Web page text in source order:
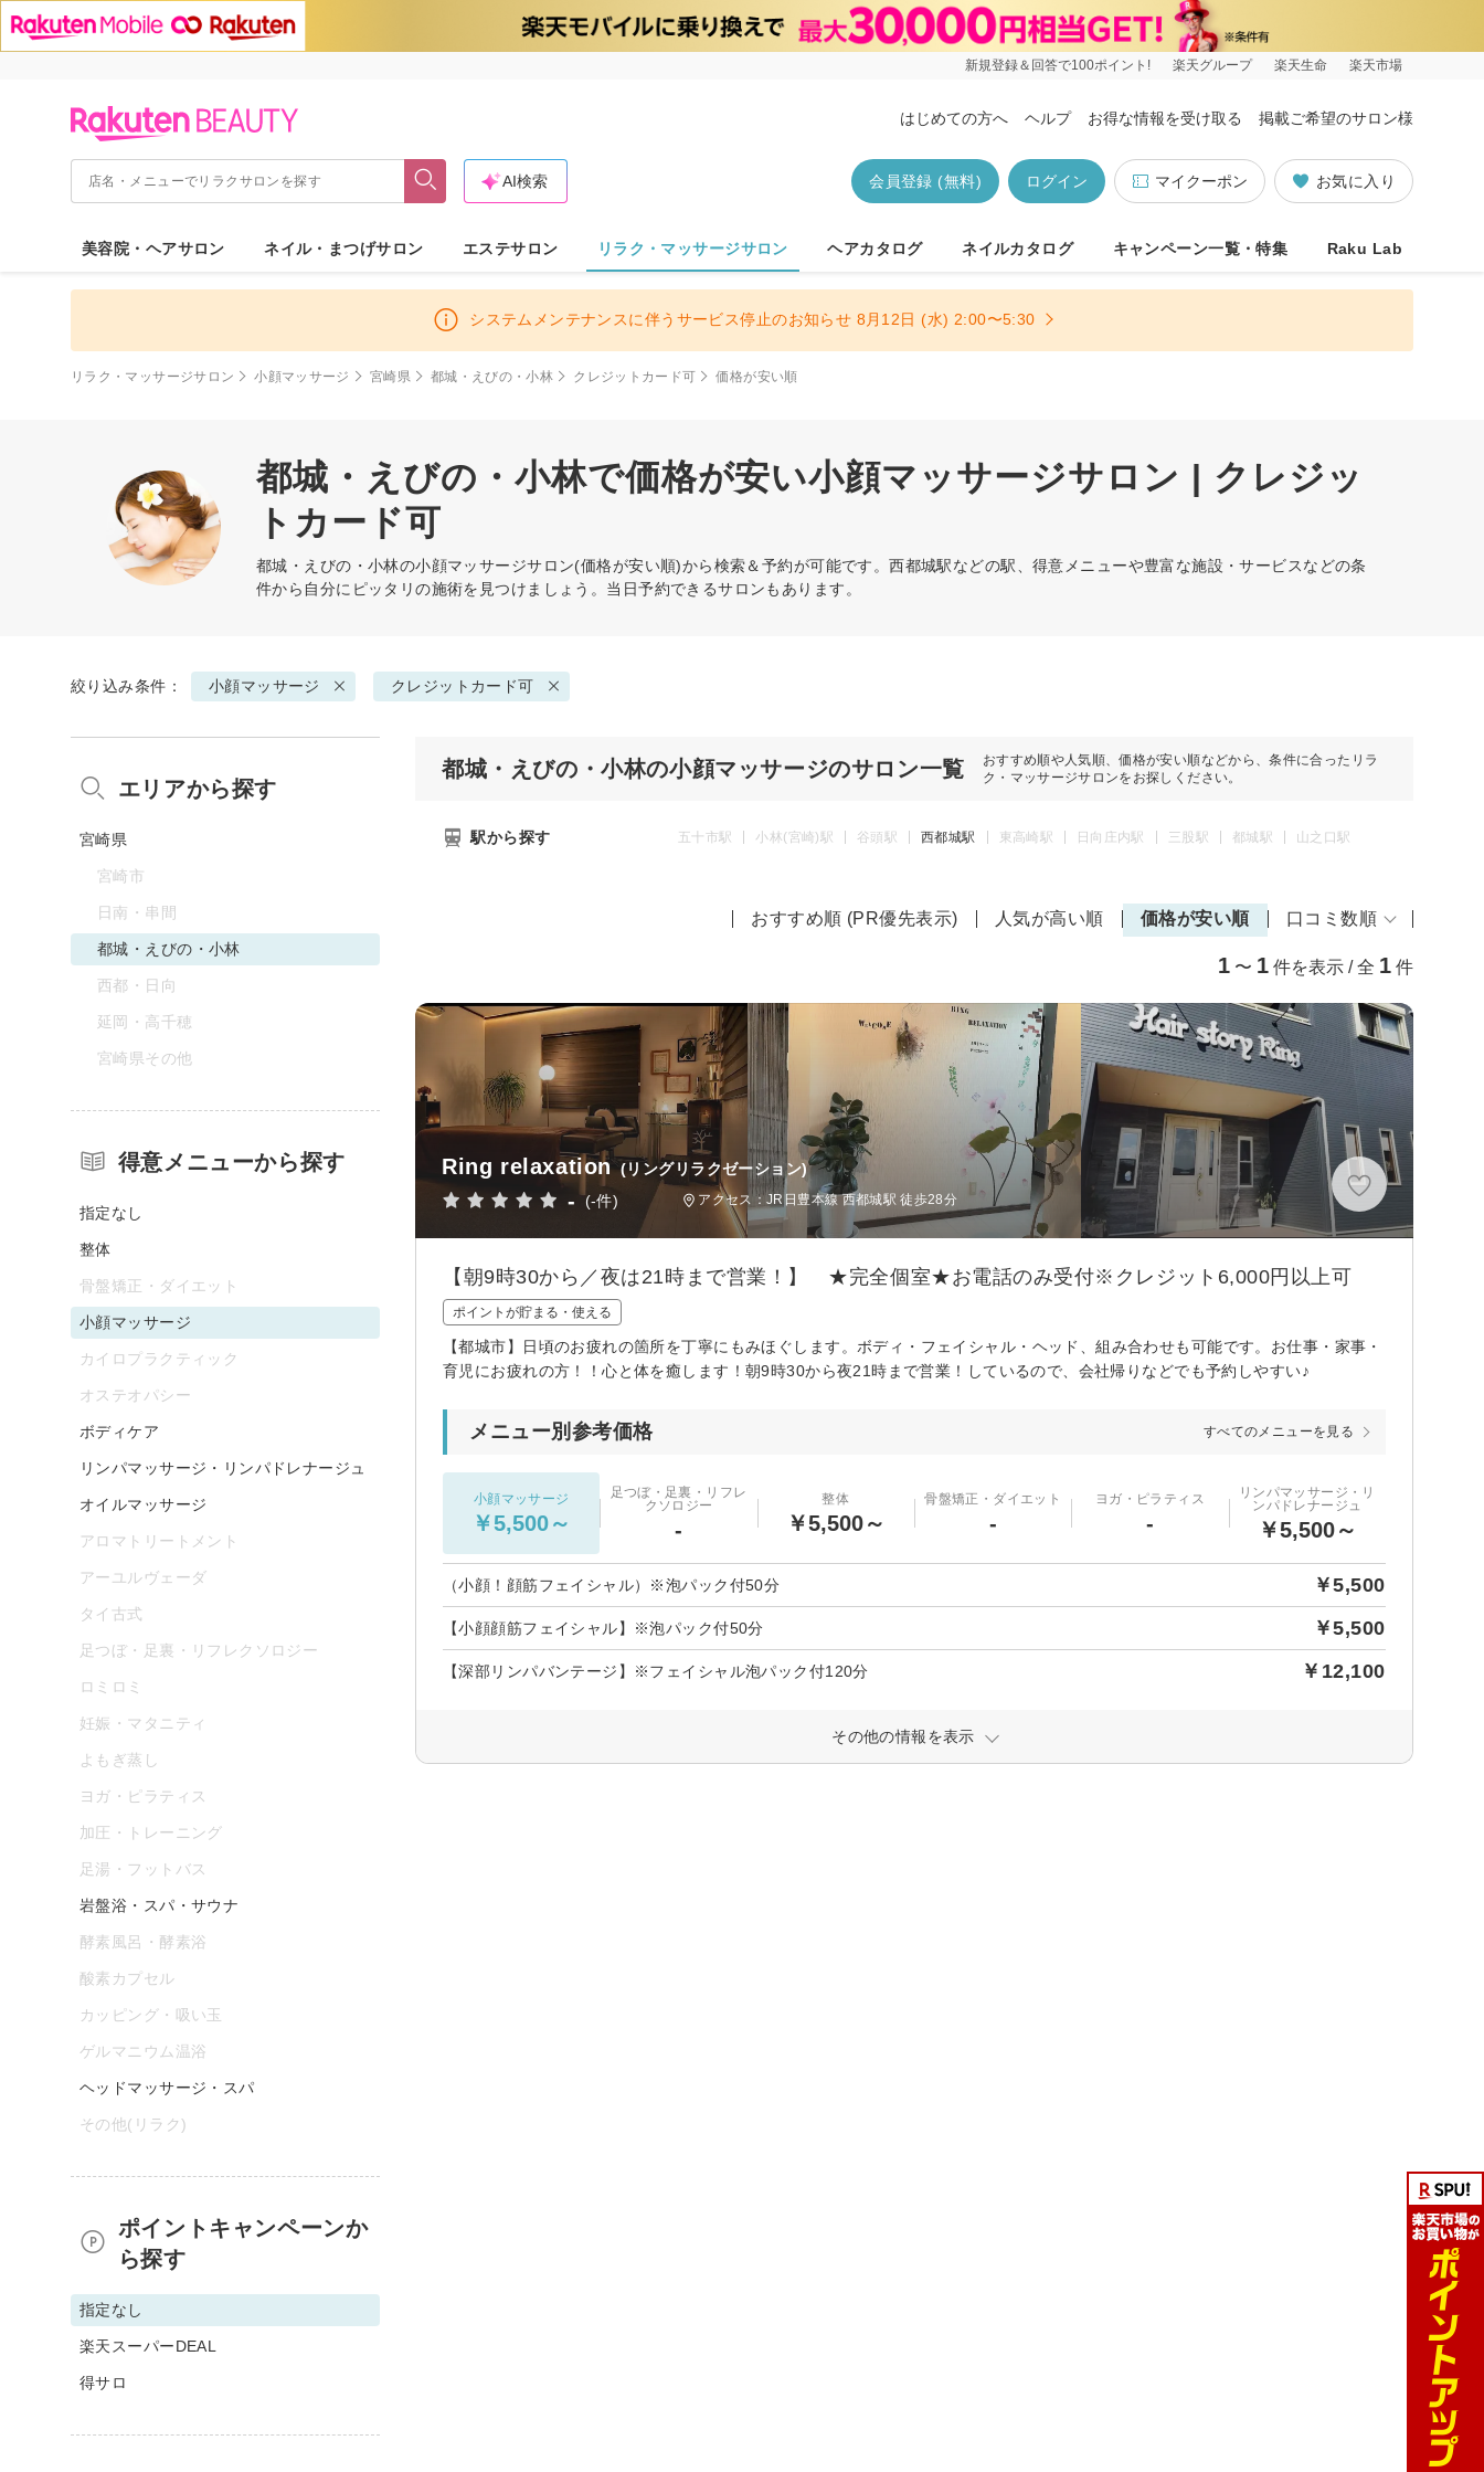
新規登録＆回答で100ポイント! 楽天グループ 楽天生命 楽天市場
はじめての方へ ヘルプ お得な情報を受け取る 掲載ご希望のサロン様
お気に入り
マイクーポン
ログイン
会員登録 (無料)
AI検索
美容院・ヘアサロン ネイル・まつげサロン エステサロン リラク・マッサージサロン ヘアカタログ ネイルカタログ キャンペーン一覧・特集 Raku Lab
システムメンテナンスに伴うサービス停止のお知らせ 8月12日 (水) 2:00〜5:30
リラク・マッサージサロン 小顔マッサージ 宮崎県 都城・えびの・小林 クレジットカード可 価格が安い順
都城・えびの・小林で価格が安い小顔マッサージサロン | クレジッ
トカード可
都城・えびの・小林の小顔マッサージサロン(価格が安い順)から検索＆予約が可能です。西都城駅などの駅、得意メニューや豊富な施設・サービスなどの条
件から自分にピッタリの施術を見つけましょう。当日予約できるサロンもあります。
絞り込み条件： 小顔マッサージ クレジットカード可
都城・えびの・小林の小顔マッサージのサロン一覧
おすすめ順や人気順、価格が安い順などから、条件に合ったリラ
ク・マッサージサロンをお探しください。
駅から探す 五十市駅 小林(宮崎)駅 谷頭駅 西都城駅 東高崎駅 日向庄内駅 三股駅 都城駅 山之口駅
おすすめ順 (PR優先表示) 人気が高い順 価格が安い順 口コミ数順
1 〜 1 件を表示 / 全 1 件
Ring relaxation (リングリラクゼーション)
- (-件) アクセス：JR日豊本線 西都城駅 徒歩28分
【朝9時30から／夜は21時まで営業！】 ★完全個室★お電話のみ受付※クレジット6,000円以上可
ポイントが貯まる・使える
【都城市】日頃のお疲れの箇所を丁寧にもみほぐします。ボディ・フェイシャル・ヘッド、組み合わせも可能です。お仕事・家事・
育児にお疲れの方！！心と体を癒します！朝9時30から夜21時まで営業！しているので、会社帰りなどでも予約しやすい♪
メニュー別参考価格 すべてのメニューを見る
小顔マッサージ
￥5,500～
足つぼ・足裏・リフレ
クソロジー
-
整体
￥5,500～
骨盤矯正・ダイエット
-
ヨガ・ピラティス
-
リンパマッサージ・リ
ンパドレナージュ
￥5,500～
（小顔！顔筋フェイシャル）※泡パック付50分 ￥5,500
【小顔顔筋フェイシャル】※泡パック付50分 ￥5,500
【深部リンパバンテージ】※フェイシャル泡パック付120分 ￥12,100
その他の情報を表示
エリアから探す
宮崎県
宮崎市
日南・串間
都城・えびの・小林
西都・日向
延岡・高千穂
宮崎県その他
得意メニューから探す
指定なし
整体
骨盤矯正・ダイエット
小顔マッサージ
カイロプラクティック
オステオパシー
ボディケア
リンパマッサージ・リンパドレナージュ
オイルマッサージ
アロマトリートメント
アーユルヴェーダ
タイ古式
足つぼ・足裏・リフレクソロジー
ロミロミ
妊娠・マタニティ
よもぎ蒸し
ヨガ・ピラティス
加圧・トレーニング
足湯・フットバス
岩盤浴・スパ・サウナ
酵素風呂・酵素浴
酸素カプセル
カッピング・吸い玉
ゲルマニウム温浴
ヘッドマッサージ・スパ
その他(リラク)
ポイントキャンペーンか
ら探す
指定なし
楽天スーパーDEAL
得サロ